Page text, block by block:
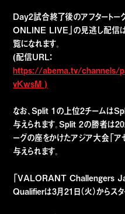
Day2試合終了後のアフタート
ONLINE LIVE」の見逃し配信
覧になれます。
(配信URL：
https://abema.tv/channels/
vKwsM )
なお、Split 1の上位2チームは
与えられます。Split 2の勝者は
ーグの座をかけたアジア大会「ア
与えられます。
「VALORANT Challengers
Qualifierは3月21日（火）からスタ